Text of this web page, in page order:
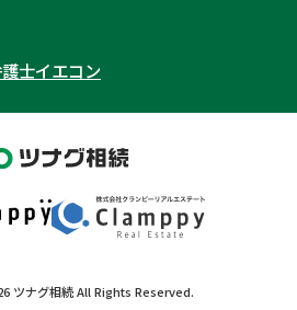
群馬県
山梨県
京都府
奈良県
和歌山県
石川県
富山県
岡山県
成年後見・任意後見
相続財産調査
産)
相続トラブル
士イエコン
ツナグ相続All Rights Reserved.